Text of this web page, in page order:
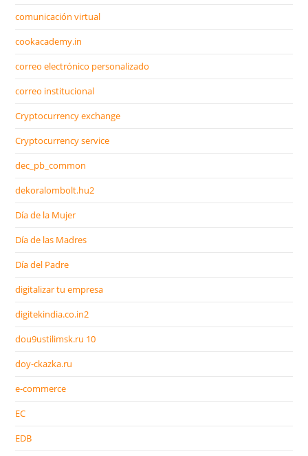
comunicación virtual
cookacademy.in
correo electrónico personalizado
correo institucional
Cryptocurrency exchange
Cryptocurrency service
dec_pb_common
dekoralombolt.hu2
Día de la Mujer
Día de las Madres
Día del Padre
digitalizar tu empresa
digitekindia.co.in2
dou9ustilimsk.ru 10
doy-ckazka.ru
e-commerce
EC
EDB